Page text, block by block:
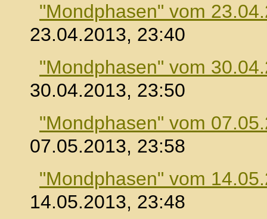
"Mondphasen" vom
23.04.2013, 23:40
"Mondphasen" vom
30.04.2013, 23:50
"Mondphasen" vom
07.05.2013, 23:58
"Mondphasen" vom
14.05.2013, 23:48